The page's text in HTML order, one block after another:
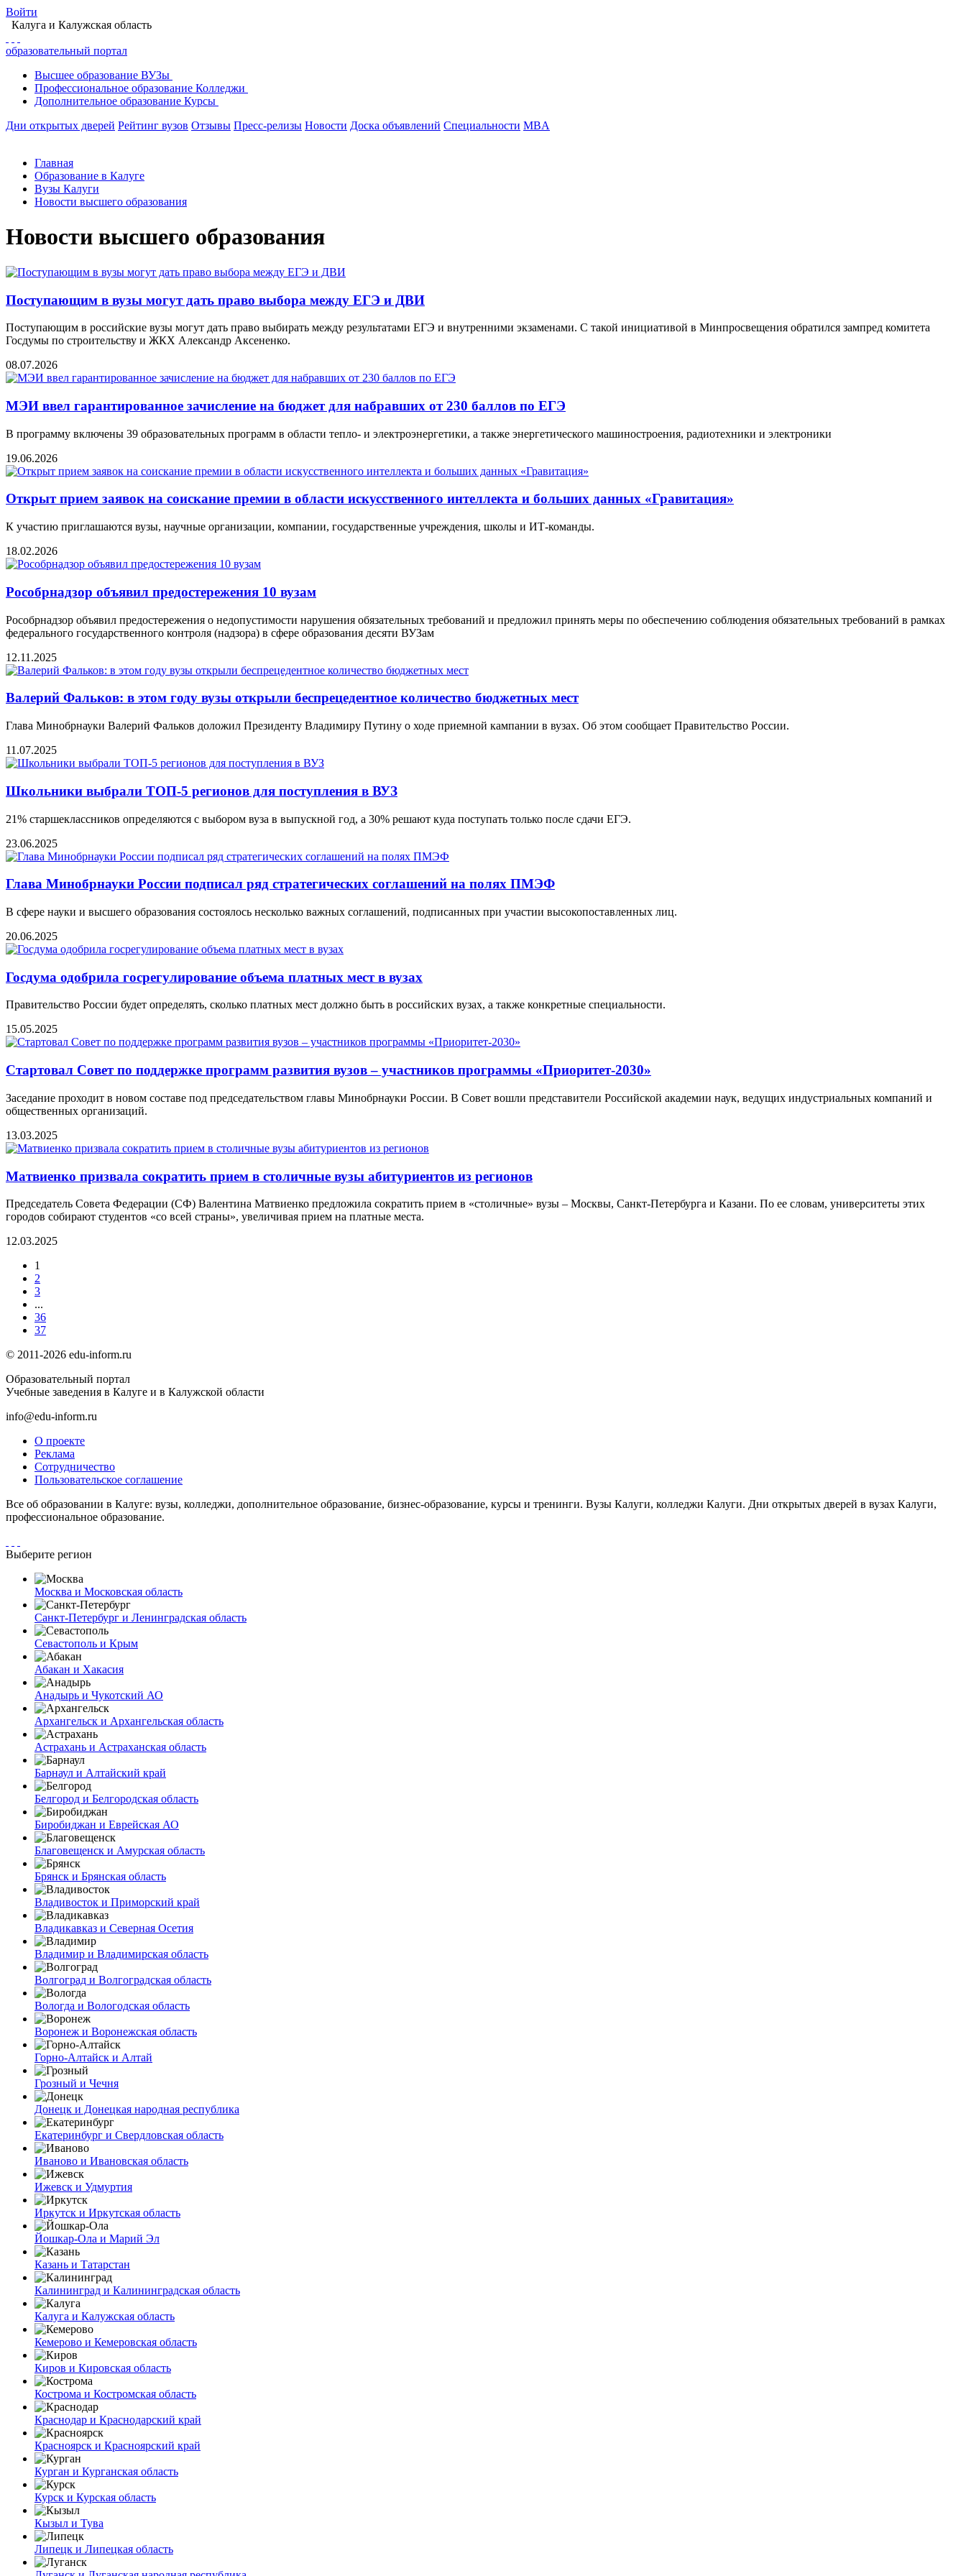
Войти
Калуга и Калужская область
образовательный портал
Высшее образование ВУЗы
Профессиональное образование Колледжи
Дополнительное образование Курсы
Дни открытых дверей Рейтинг вузов Отзывы Пресс-релизы Новости Доска объявлений Специальности MBA
Главная
Образование в Калуге
Вузы Калуги
Новости высшего образования
Новости высшего образования
Поступающим в вузы могут дать право выбора между ЕГЭ и ДВИ
Поступающим в российские вузы могут дать право выбирать между результатами ЕГЭ и внутренними экзаменами. С такой инициативой в Минпросвещения обратился зампред комитета
Госдумы по строительству и ЖКХ Александр Аксененко.
08.07.2026
МЭИ ввел гарантированное зачисление на бюджет для набравших от 230 баллов по ЕГЭ
В программу включены 39 образовательных программ в области тепло- и электроэнергетики, а также энергетического машиностроения, радиотехники и электроники
19.06.2026
Открыт прием заявок на соискание премии в области искусственного интеллекта и больших данных «Гравитация»
К участию приглашаются вузы, научные организации, компании, государственные учреждения, школы и ИТ-команды.
18.02.2026
Рособрнадзор объявил предостережения 10 вузам
Рособрнадзор объявил предостережения о недопустимости нарушения обязательных требований и предложил принять меры по обеспечению соблюдения обязательных требований в рамках
федерального государственного контроля (надзора) в сфере образования десяти ВУЗам
12.11.2025
Валeрий Фальков: в этом году вузы открыли бeспрeцeдeнтноe количeство бюджeтных мeст
Глава Минобрнауки Валерий Фальков доложил Президенту Владимиру Путину о ходе приемной кампании в вузах. Об этом сообщаeт Правитeльство России.
11.07.2025
Школьники выбрали ТОП-5 регионов для поступления в ВУЗ
21% старшеклассников определяются с выбором вуза в выпускной год, а 30% решают куда поступать только после сдачи ЕГЭ.
23.06.2025
Глава Минобрнауки России подписал ряд стратегических соглашений на полях ПМЭФ
В сфере науки и высшего образования состоялось несколько важных соглашений, подписанных при участии высокопоставленных лиц.
20.06.2025
Госдума одобрила госрегулирование объема платных мест в вузах
Правительство России будет определять, сколько платных мест должно быть в российских вузах, а также конкретные специальности.
15.05.2025
Стартовал Совет по поддержке программ развития вузов – участников программы «Приоритет-2030»
Заседание проходит в новом составе под председательством главы Минобрнауки России. В Совет вошли представители Российской академии наук, ведущих индустриальных компаний и
общественных организаций.
13.03.2025
Матвиенко призвала сократить прием в столичные вузы абитуриентов из регионов
Председатель Совета Федерации (СФ) Валентина Матвиенко предложила сократить прием в «столичные» вузы – Москвы, Санкт-Петербурга и Казани. По ее словам, университеты этих
городов собирают студентов «со всей страны», увеличивая прием на платные места.
12.03.2025
1
2
3
...
36
37
© 2011-2026 edu-inform.ru
Образовательный портал
Учебные заведения в Калуге и в Калужской области
info@edu-inform.ru
О проекте
Реклама
Сотрудничество
Пользовательское соглашение
Все об образовании в Калуге: вузы, колледжи, дополнительное образование, бизнес-образование, курсы и тренинги. Вузы Калуги, колледжи Калуги. Дни открытых дверей в вузах Калуги,
профессиональное образование.
Выберите регион
Москва и Московская область
Санкт-Петербург и Ленинградская область
Севастополь и Крым
Абакан и Хакасия
Анадырь и Чукотский АО
Архангельск и Архангельская область
Астрахань и Астраханская область
Барнаул и Алтайский край
Белгород и Белгородская область
Биробиджан и Еврейская АО
Благовещенск и Амурская область
Брянск и Брянская область
Владивосток и Приморский край
Владикавказ и Северная Осетия
Владимир и Владимирская область
Волгоград и Волгоградская область
Вологда и Вологодская область
Воронеж и Воронежская область
Горно-Алтайск и Алтай
Грозный и Чечня
Донецк и Донецкая народная республика
Екатеринбург и Свердловская область
Иваново и Ивановская область
Ижевск и Удмуртия
Иркутск и Иркутская область
Йошкар-Ола и Марий Эл
Казань и Татарстан
Калининград и Калининградская область
Калуга и Калужская область
Кемерово и Кемеровская область
Киров и Кировская область
Кострома и Костромская область
Краснодар и Краснодарский край
Красноярск и Красноярский край
Курган и Курганская область
Курск и Курская область
Кызыл и Тува
Липецк и Липецкая область